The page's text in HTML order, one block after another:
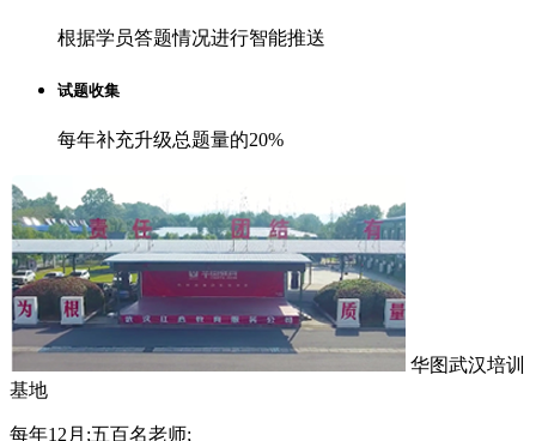
根据学员答题情况进行智能推送
试题收集
每年补充升级总题量的20%
华图武汉培训
基地
每年12月;五百名老师;